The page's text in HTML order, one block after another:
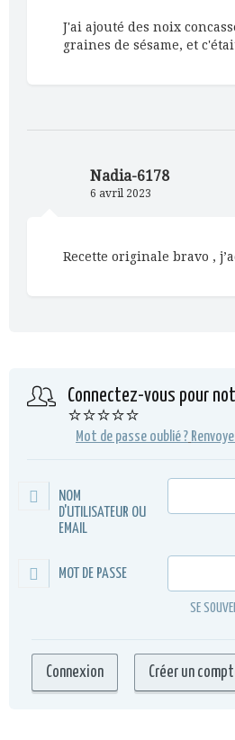
J'ai ajouté des noix
graines de sésame, et
Nadia-6178
6 avril 2023
Recette originale bravo ,
Connectez-vous pour
⭐⭐⭐⭐⭐
Mot de passe oublié ?
NOM
D'UTILISATEUR OU
EMAIL
MOT DE PASSE
SE